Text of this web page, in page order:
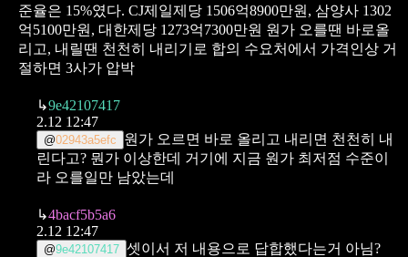
준율은 15%였다. CJ제일제당 1506억8900만원, 삼양사 1302
억5100만원, 대한제당 1273억7300만원 원가 오를땐 바로올
리고, 내릴땐 천천히 내리기로 합의 수요처에서 가격인상 거
절하면 3사가 압박
↳9e42107417
2.12 12:47
@02943a5efc
원가 오르면 바로 올리고 내리면 천천히 내
린다고? 뭔가 이상한데 거기에 지금 원가 최저점 수준이
라 오를일만 남았는데
↳4bacf5b5a6
2.12 12:47
@9e42107417 셋이서 저 내용으로 답합했다는거 아님?